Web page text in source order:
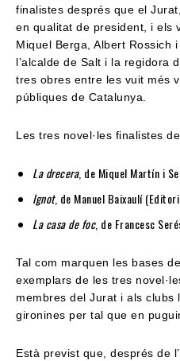
finalistes després que el
en qualitat de president, i els
Miquel Berga, Albert Rossich
l’alcalde de Salt i la regidora
tres obres entre les vuit més
públiques de Catalunya.
Les tres novel·les finalistes
La drecera, de Miquel Martín i
Ignot, de Manuel Baixaulí
La casa de foc, de Francesc
Tal com marquen les bases
exemplars de les tres
membres del Jurat i als clubs
gironines per tal que en
Està previst que, després de